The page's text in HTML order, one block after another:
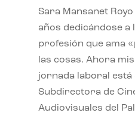
Sara Mansanet
años dedicándose a
profesión que ama
las cosas. Ahora
jornada laboral está
Subdirectora de
Audiovisuales del